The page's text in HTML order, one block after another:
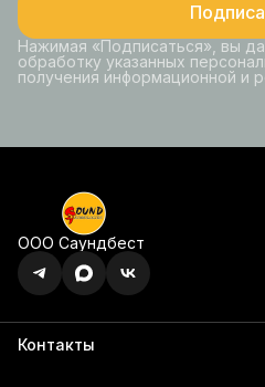
Нажимая «Подписаться», вы
обработку указанных
получения информационной и
ООО Саундбест
Контакты